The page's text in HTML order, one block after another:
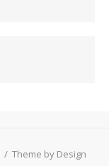
/ Theme by Design